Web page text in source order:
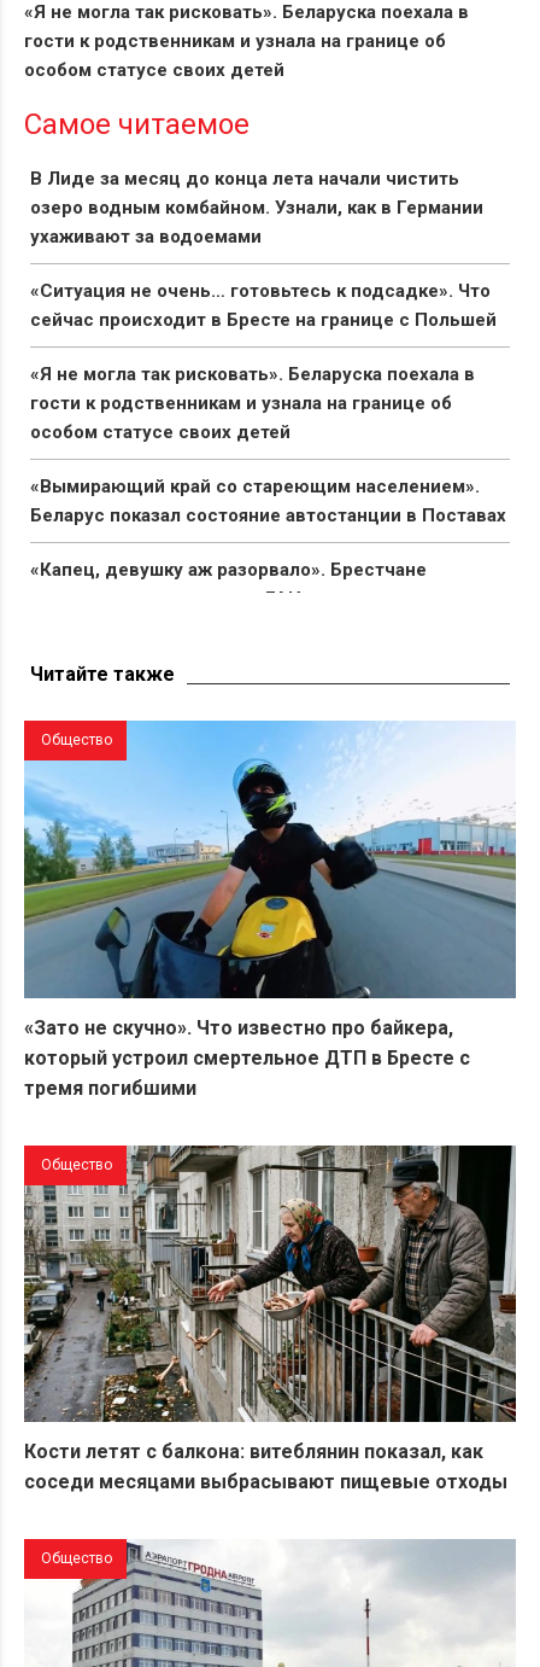
«Я не могла так рисковать». Беларуска поехала в
гости к родственникам и узнала на границе об
особом статусе своих детей
Самое читаемое
В Лиде за месяц до конца лета начали чистить
озеро водным комбайном. Узнали, как в Германии
ухаживают за водоемами
«Ситуация не очень… готовьтесь к подсадке». Что
сейчас происходит в Бресте на границе с Польшей
«Я не могла так рисковать». Беларуска поехала в
гости к родственникам и узнала на границе об
особом статусе своих детей
«Вымирающий край со стареющим населением».
Беларус показал состояние автостанции в Поставах
«Капец, девушку аж разорвало». Брестчане
раскритиковали реакцию ГАИ после смертельного
Читайте также
Общество
«Зато не скучно». Что известно про байкера,
который устроил смертельное ДТП в Бресте с
тремя погибшими
Общество
Кости летят с балкона: витеблянин показал, как
соседи месяцами выбрасывают пищевые отходы
Общество